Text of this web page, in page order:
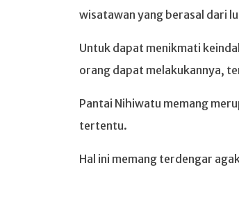
wisatawan yang berasal dari
Untuk dapat menikmati
orang dapat melakukannya,
Pantai Nihiwatu memang
tertentu.
Hal ini memang terdengar